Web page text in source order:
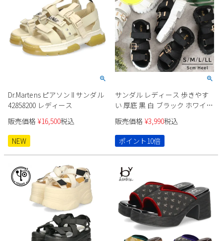
Dr.Martens ピアソン II サンダル
42858200 レディース
販売価格 ¥16,500税込
NEW
サンダル レディース 歩きやす
い 厚底 黒 白 ブラック ホワイト
スポーツサンダル 5cm ヒール
アンクルストラップ ベルト
7018 Parade 靴 シューズ
販売価格 ¥3,990税込
ポイント10倍